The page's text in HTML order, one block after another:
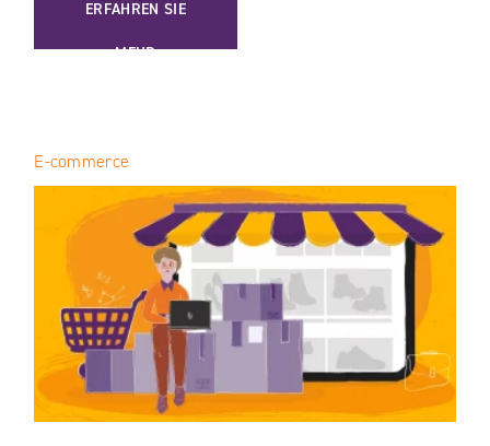
ERFAHREN SIE
MEHR
: WIE IMPLEMENTIERT MAN EIN PIM-SYSTEM? BEGINNEN
E-commerce